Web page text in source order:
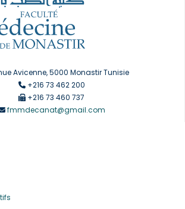
Avicenne, 5000 Monastir Tunisie
+216 73 462 200
+216 73 460 737
fmmdecanat@gmail.com